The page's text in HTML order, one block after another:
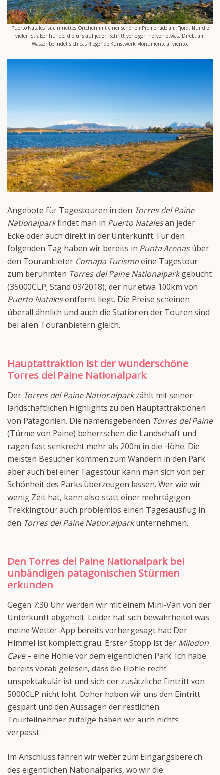
Puerto Natales ist ein nettes Örtchen mit einer schönen Promenade am Fjord. Nur die
vielen Straßenhunde, die uns auf jeden Schritt verfolgen nerven etwas. Direkt am
Wasser befindet sich das fliegende Kunstwerk Monumento al viento.
Angebote für Tagestouren in den Torres del Paine
Nationalparkfindet man in Puerto Natalesan jeder
Ecke oder auch direkt in der Unterkunft. Für den
folgenden Tag haben wir bereits in Punta Arenasüber
den Touranbieter Comapa Turismoeine Tagestour
zum berühmten Torres del Paine Nationalparkgebucht
(35000CLP; Stand 03/2018), der nur etwa 100km von
Puerto Natalesentfernt liegt. Die Preise scheinen
überall ähnlich und auch die Stationen der Touren sind
bei allen Touranbietern gleich.
Hauptattraktion ist der wunderschöne
Torres del Paine Nationalpark
Der Torres del Paine Nationalparkzählt mit seinen
landschaftlichen Highlights zu den Hauptattraktionen
von Patagonien. Die namensgebenden Torres del Paine
(Türme von Paine) beherrschen die Landschaft und
ragen fast senkrecht mehr als 200m in die Höhe. Die
meisten Besucher kommen zum Wandern in den Park
aber auch bei einer Tagestour kann man sich von der
Schönheit des Parks überzeugen lassen. Wer wie wir
wenig Zeit hat, kann also statt einer mehrtägigen
Trekkingtour auch problemlos einen Tagesausflug in
den Torres del Paine Nationalparkunternehmen.
Den Torres del Paine Nationalpark bei
unbändigen patagonischen Stürmen
erkunden
Gegen 7:30 Uhr werden wir mit einem Mini-Van von der
Unterkunft abgeholt. Leider hat sich bewahrheitet was
meine Wetter-App bereits vorhergesagt hat: Der
Himmel ist komplett grau. Erster Stopp ist der Milodon
Cave– eine Höhle vor dem eigentlichen Park. Ich habe
bereits vorab gelesen, dass die Höhle recht
unspektakulär ist und sich der zusätzliche Eintritt von
5000CLP nicht loht. Daher haben wir uns den Eintritt
gespart und den Aussagen der restlichen
Tourteilnehmer zufolge haben wir auch nichts
verpasst.
Im Anschluss fahren wir weiter zum Eingangsbereich
des eigentlichen Nationalparks, wo wir die